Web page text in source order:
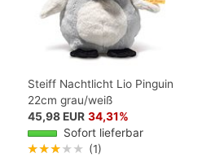
Steiff Nachtlicht Lio Pinguin
22cm grau/weiß
45,98 EUR 34,31%
Sofort lieferbar
★★★★★ (1)